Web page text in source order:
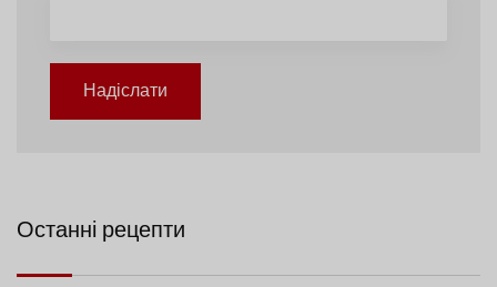
Надіслати
Останні рецепти